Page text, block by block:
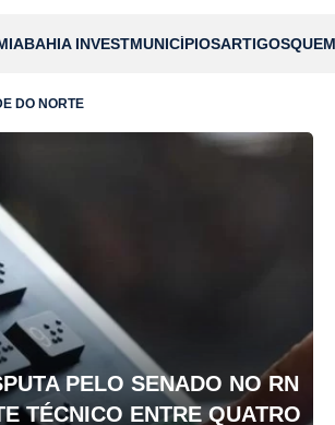
BAHIA INVESTMUNICÍPIOSARTIGOS
DO NORTE
PELO SENADO NO RN
TÉCNICO ENTRE QUATRO